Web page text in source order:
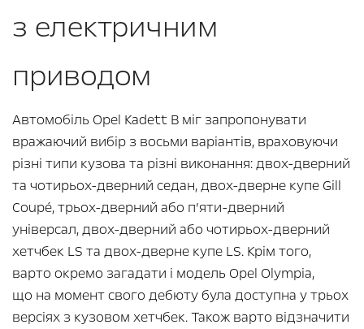
з електричним
приводом
Автомобіль Opel Kadett B міг запропонувати
вражаючий вибір з восьми варіантів, враховуючи
різні типи кузова та різні виконання: двох-дверний
та чотирьох-дверний седан, двох-дверне купе Gill
Coupé, трьох-дверний або п’яти-дверний
універсал, двох-дверний або чотирьох-дверний
хетчбек LS та двох-дверне купе LS. Крім того,
варто окремо загадати і модель Opel Olympia,
що на момент свого дебюту була доступна у трьох
версіях з кузовом хетчбек. Також варто відзначити